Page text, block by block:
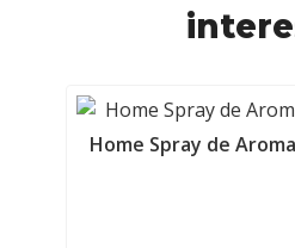
Home Spray de